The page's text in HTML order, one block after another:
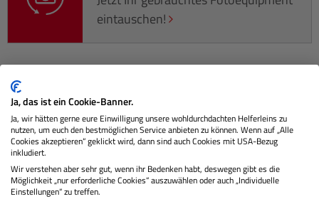
eintauschen!
Beschreibung
Herstellerinformationen
Bewertungen
Ja, das ist ein Cookie-Banner.
Ja, wir hätten gerne eure Einwilligung unsere wohldurchdachten Helferleins zu
nutzen, um euch den bestmöglichen Service anbieten zu können. Wenn auf „Alle
Cookies akzeptieren“ geklickt wird, dann sind auch Cookies mit USA-Bezug
inkludiert.
Wir verstehen aber sehr gut, wenn ihr Bedenken habt, deswegen gibt es die
Möglichkeit „nur erforderliche Cookies“ auszuwählen oder auch „Individuelle
Einstellungen“ zu treffen.